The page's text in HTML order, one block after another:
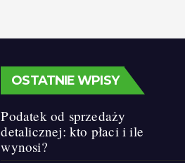
OSTATNIE WPISY
Podatek od sprzedaży
detalicznej: kto płaci i ile
wynosi?